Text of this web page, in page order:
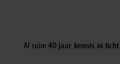
Al ruim 40 jaar kennis in licht